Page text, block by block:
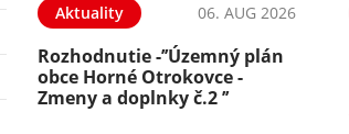
Aktuality 06. AUG 2026
Rozhodnutie -’’Územný plán
obce Horné Otrokovce -
Zmeny a doplnky č.2 ’’